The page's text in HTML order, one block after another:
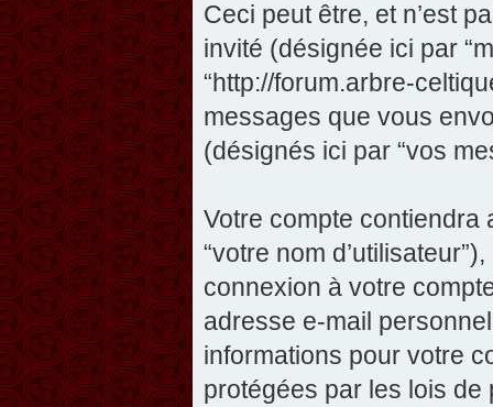
Ceci peut être, et n’est
invité (désignée ici par
“http://forum.arbre-
messages que vous
(désignés ici par “vos
Votre compte contiendra
“votre nom
connexion à votre
adresse e-mail
informations pour votre
protégées par les lois